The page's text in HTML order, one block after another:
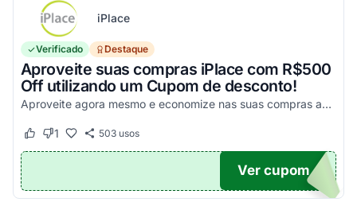
iPlace
Verificado Destaque
Aproveite suas compras iPlace com R$500
Off utilizando um Cupom de desconto!
Aproveite agora mesmo e economize nas suas compras acima de R$7.199,99!
Este cupom funcionou
Este cupom não funcionou
1 503usos
500
Ver cupom